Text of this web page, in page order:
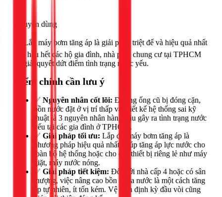
Khuyên dùng
🟢 Lắp máy bơm tăng áp là giải pháp triệt để và hiệu quả nhất
cho hầu hết các hộ gia đình, nhà phố, chung cư tại TPHCM
để giải quyết dứt điểm tình trạng nước yếu.
Điểm chính cần lưu ý
✅ Nguyên nhân cốt lõi: Đường ống cũ bị đóng cặn,
bồn nước đặt ở vị trí thấp và thiết kế hệ thống sai kỹ
thuật là 3 nguyên nhân hàng đầu gây ra tình trạng nước
yếu tại các gia đình ở TPHCM.
✅ Giải pháp tối ưu: Lắp đặt máy bơm tăng áp là
phương pháp hiệu quả nhất, giúp tăng áp lực nước cho
toàn bộ hệ thống hoặc cho các thiết bị riêng lẻ như máy
giặt, máy nước nóng.
✅ Giải pháp tiết kiệm: Đối với nhà cấp 4 hoặc có sân
thượng, việc nâng cao bồn chứa nước là một cách tăng
áp tự nhiên, ít tốn kém. Vệ sinh định kỳ đầu vòi cũng